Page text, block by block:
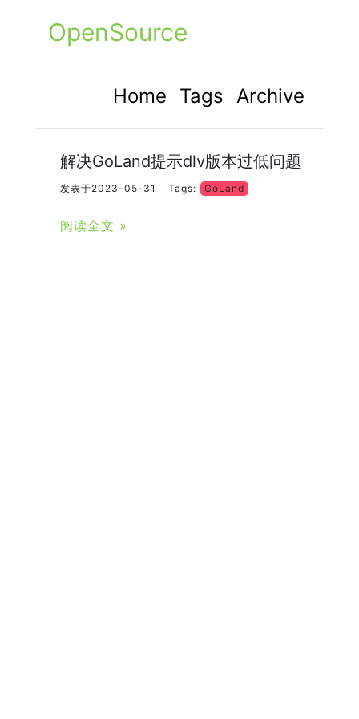
OpenSource
Home Tags Archive
解决GoLand提示dlv版本过低问题
发表于2023-05-31 Tags: GoLand
阅读全文 »